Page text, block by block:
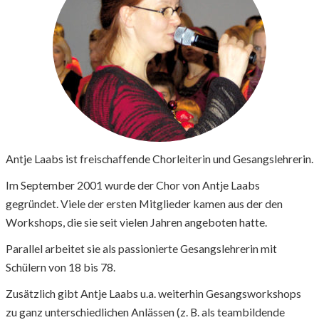
Antje Laabs ist freischaffende Chorleiterin und Gesangslehrerin.
Im September 2001 wurde der Chor von Antje Laabs
gegründet. Viele der ersten Mitglieder kamen aus der den
Workshops, die sie seit vielen Jahren angeboten hatte.
Parallel arbeitet sie als passionierte Gesangslehrerin mit
Schülern von 18 bis 78.
Zusätzlich gibt Antje Laabs u.a. weiterhin Gesangsworkshops
zu ganz unterschiedlichen Anlässen (z. B. als teambildende